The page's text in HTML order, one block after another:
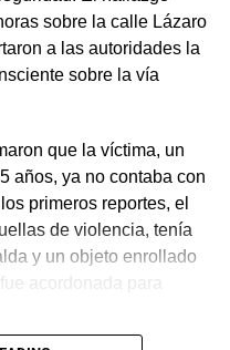
sobre la calle Lázaro
a las autoridades la
sobre la vía
que la víctima, un
años, ya no contaba con
primeros reportes, el
de violencia, tenía
y un objeto enrollado
acordonada para